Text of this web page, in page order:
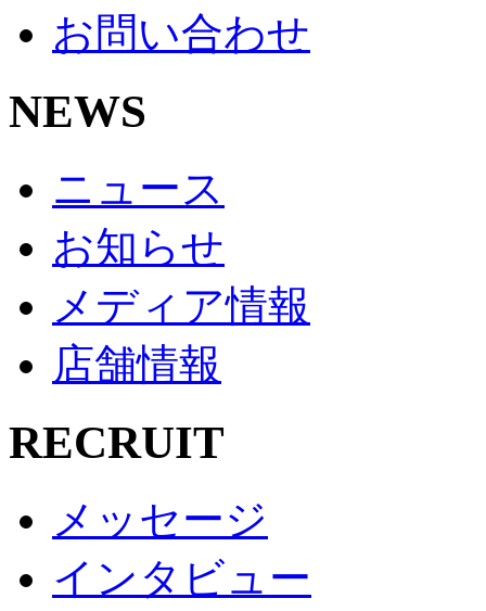
お問い合わせ
NEWS
ニュース
お知らせ
メディア情報
店舗情報
RECRUIT
メッセージ
インタビュー